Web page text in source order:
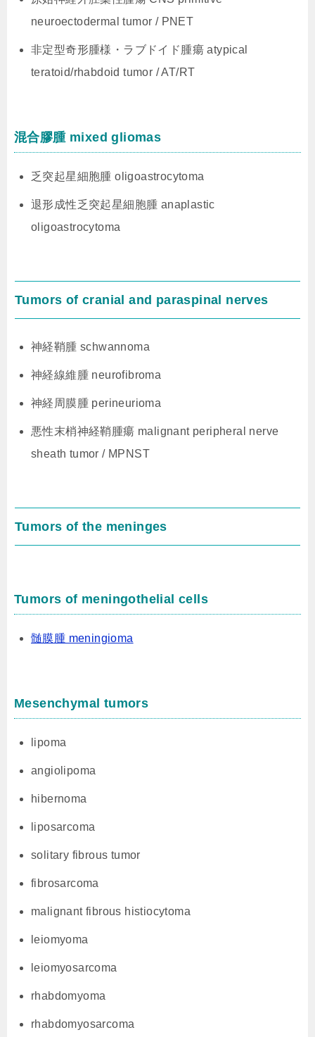
neuroectodermal tumor / PNET
非定型奇形腫様・ラブドイド腫瘍 atypical
teratoid/rhabdoid tumor / AT/RT
混合膠腫 mixed gliomas
乏突起星細胞腫 oligoastrocytoma
退形成性乏突起星細胞腫 anaplastic
oligoastrocytoma
Tumors of cranial and paraspinal nerves
神経鞘腫 schwannoma
神経線維腫 neurofibroma
神経周膜腫 perineurioma
悪性末梢神経鞘腫瘍 malignant peripheral nerve
sheath tumor / MPNST
Tumors of the meninges
Tumors of meningothelial cells
髄膜腫 meningioma
Mesenchymal tumors
lipoma
angiolipoma
hibernoma
liposarcoma
solitary fibrous tumor
fibrosarcoma
malignant fibrous histiocytoma
leiomyoma
leiomyosarcoma
rhabdomyoma
rhabdomyosarcoma